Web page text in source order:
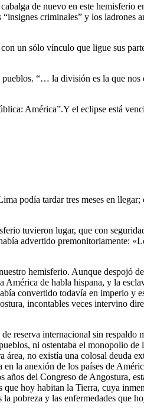
de nuevo en este hemisferio
criminales” y los ladrones
un sólo vínculo que ligue sus
“… la división es la que nos
América”.Y el eclipse está
podía tardar tres meses en llegar;
tuvieron lugar, que con
advertido premonitoriamente:
hemisferio. Aunque despojó
América de habla hispana, y la
convertido todavía en imperio y
incontables veces intervino
reserva internacional sin respaldo
ni ostentaba el monopolio
no existía una colosal deuda
la anexión de los países de
años del Congreso de Angostura,
hoy habitan la Tierra, cuya
pobreza y las enfermedades que